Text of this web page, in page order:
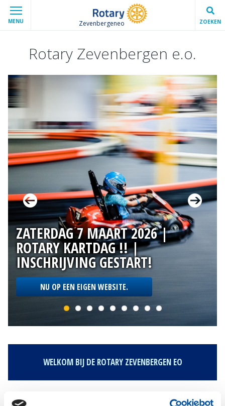
MENU Zevenbergeneo ZOEKEN
Rotary Zevenbergen e.o.
ZATERDAG 7 MAART 2026 |
ROTARY KARTDAG !! |
INSCHRIJVING GESTART!
NU OP EEN EIGEN WEBSITE.
WELKOM BIJ DE ROTARY ZEVENBERGEN EO
Rotary Zevenbergen en omstreken is een